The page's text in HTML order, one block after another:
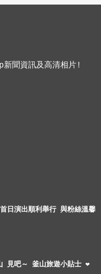
聞資訊及高清相片!
日演出順利舉行 與粉絲溫馨
見吧～ 釜山旅遊小貼士 ❤